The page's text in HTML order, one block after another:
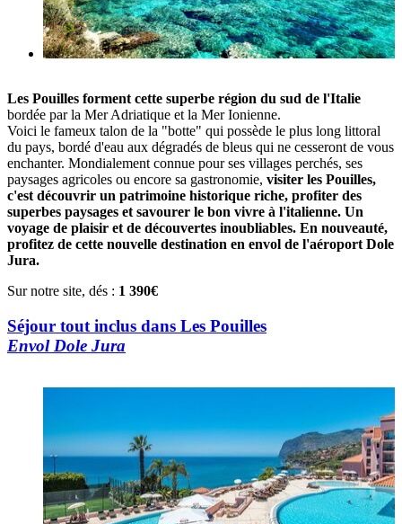
Les Pouilles forment cette superbe région du sud de l'Italie
bordée par la Mer Adriatique et la Mer Ionienne.
Voici le fameux talon de la "botte" qui possède le plus long littoral
du pays, bordé d'eau aux dégradés de bleus qui ne cesseront de vous
enchanter. Mondialement connue pour ses villages perchés, ses
paysages agricoles ou encore sa gastronomie, visiter les Pouilles,
c'est découvrir un patrimoine historique riche, profiter des
superbes paysages et savourer le bon vivre à l'italienne. Un
voyage de plaisir et de découvertes inoubliables. En nouveauté,
profitez de cette nouvelle destination en envol de l'aéroport Dole
Jura.
Sur notre site, dés : 1 390€
Séjour tout inclus dans Les Pouilles
Envol Dole Jura